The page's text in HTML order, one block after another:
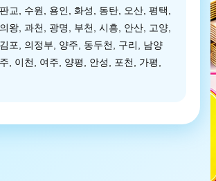
교, 수원, 용인, 화성, 동탄, 오산, 평택,
왕, 과천, 광명, 부천, 시흥, 안산, 고양,
포, 의정부, 양주, 동두천, 구리, 남양
, 이천, 여주, 양평, 안성, 포천, 가평,